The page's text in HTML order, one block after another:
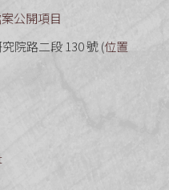
公開項目
院路二段 130 號 (位置